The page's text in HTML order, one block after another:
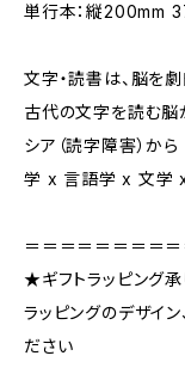
単行本：縦200mm
文字・読書は、脳を劇
古代の文字を読む脳
シア（読字障害）か
学 x 言語学 x 文学 x
＝＝＝＝＝＝＝＝
★ギフトラッピング
ラッピングのデザイ
ださい